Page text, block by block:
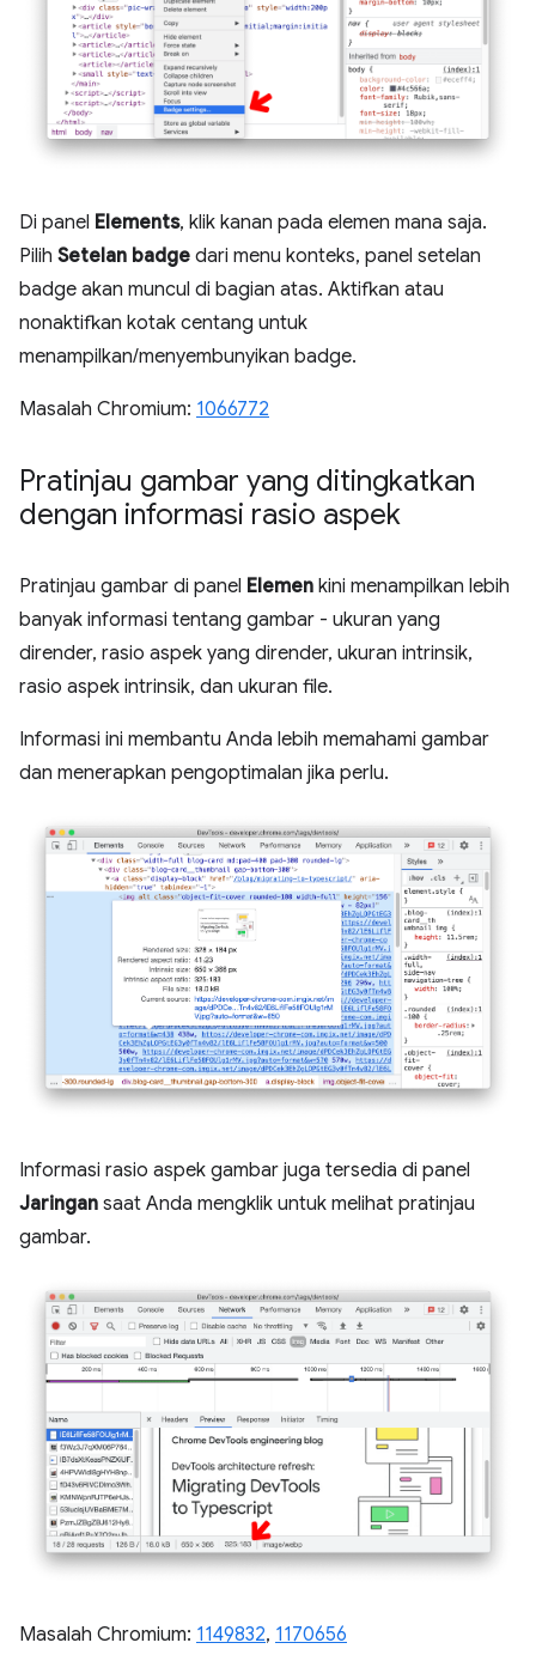
Di panel Elements, klik kanan pada elemen mana saja.
Pilih Setelan badge dari menu konteks, panel setelan
badge akan muncul di bagian atas. Aktifkan atau
nonaktifkan kotak centang untuk
menampilkan/menyembunyikan badge.
Masalah Chromium: 1066772
Pratinjau gambar yang ditingkatkan
dengan informasi rasio aspek
Pratinjau gambar di panel Elemen kini menampilkan lebih
banyak informasi tentang gambar - ukuran yang
dirender, rasio aspek yang dirender, ukuran intrinsik,
rasio aspek intrinsik, dan ukuran file.
Informasi ini membantu Anda lebih memahami gambar
dan menerapkan pengoptimalan jika perlu.
Informasi rasio aspek gambar juga tersedia di panel
Jaringan saat Anda mengklik untuk melihat pratinjau
gambar.
Masalah Chromium: 1149832, 1170656